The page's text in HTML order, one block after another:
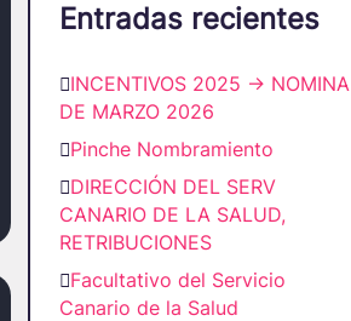
Entradas recientes
INCENTIVOS 2025 -> NOMINA
DE MARZO 2026
Pinche Nombramiento
DIRECCIÓN DEL SERV
CANARIO DE LA SALUD,
RETRIBUCIONES
Facultativo del Servicio
Canario de la Salud